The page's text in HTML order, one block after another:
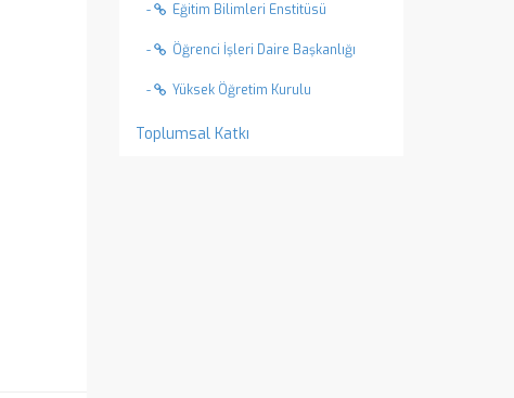
- Eğitim Bilimleri Enstitüsü
- Öğrenci İşleri Daire Başkanlığı
- Yüksek Öğretim Kurulu
Toplumsal Katkı